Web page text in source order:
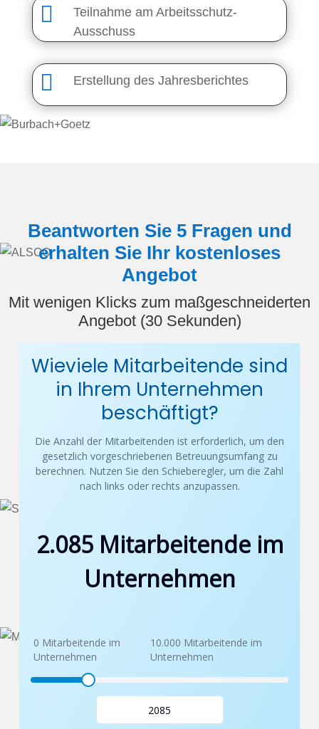

Teilnahme am Arbeitsschutz-
Ausschuss
 Erstellung des Jahresberichtes
Beantworten Sie 5 Fragen und
erhalten Sie Ihr kostenloses
Angebot
Mit wenigen Klicks zum maßgeschneiderten
Angebot (30 Sekunden)